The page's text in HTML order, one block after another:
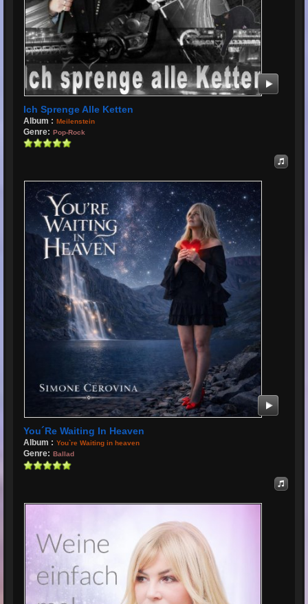
Ich Sprenge Alle Ketten
Album : Meilenstein
Genre: Pop-Rock
You´re Waiting In Heaven
Album : You`re Waiting in heaven
Genre: Ballad